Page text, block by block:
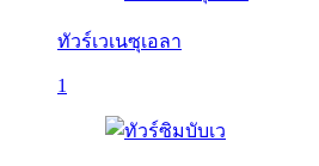
ทัวร์เวเนซุเอลา
1